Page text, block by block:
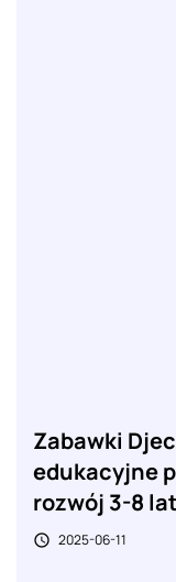
Zabawki
edukacyjne
rozwój 3-8 lat
 2025-06-11